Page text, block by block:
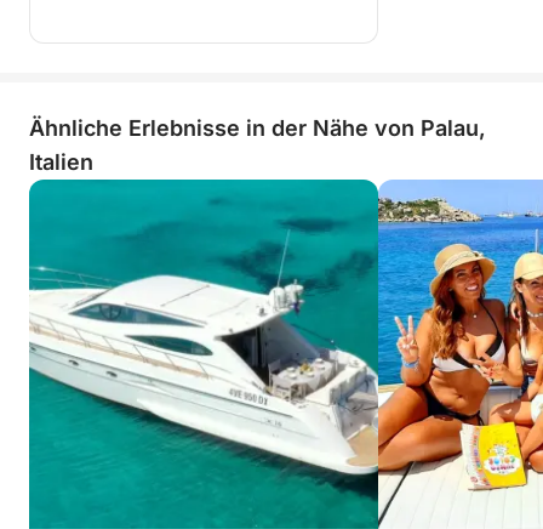
Ähnliche Erlebnisse in der Nähe von Palau,
Italien